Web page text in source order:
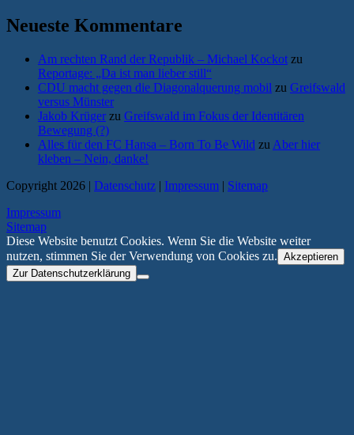
Neueste Kommentare
Am rechten Rand der Republik – Michael Kockot zu
Reportage: „Da ist man lieber still“
CDU macht gegen die Diagonalquerung mobil zu Greifswald
versus Münster
Jakob Krüger zu Greifswald im Fokus der Identitären
Bewegung (?)
Alles für den FC Hansa – Born To Be Wild zu Aber hier
kleben – Nein, danke!
Copyright 2026 | Datenschutz | Impressum | Sitemap
Impressum
Sitemap
Diese Website benutzt Cookies. Wenn Sie die Website weiter
nutzen, stimmen Sie der Verwendung von Cookies zu. Akzeptieren
Zur Datenschutzerklärung